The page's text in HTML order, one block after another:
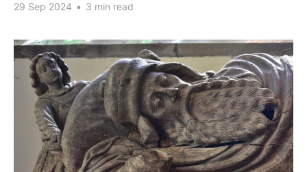
29 Sep 2024 • 3 min read